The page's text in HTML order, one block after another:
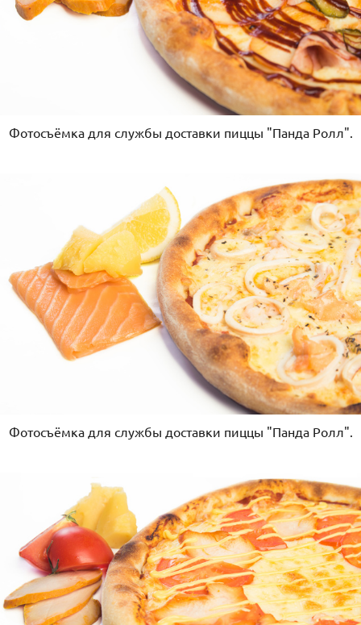
Фотосъёмка для службы доставки пиццы "Панда Ролл".
Фотосъёмка для службы доставки пиццы "Панда Ролл".